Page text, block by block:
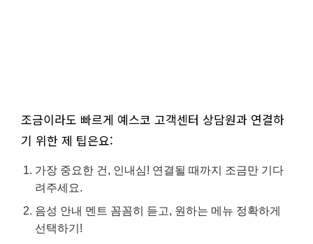
조금이라도 빠르게 예스코 고객센터 상담원과 연결하
기 위한 제 팁은요:
가장 중요한 건, 인내심! 연결될 때까지 조금만 기다
려주세요.
음성 안내 멘트 꼼꼼히 듣고, 원하는 메뉴 정확하게
선택하기!